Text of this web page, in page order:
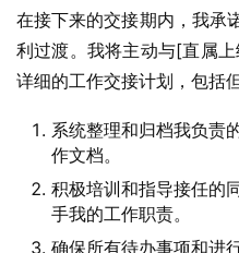
在接下来的交接期内，我承
利过渡。我将主动与[直属
详细的工作交接计划，包括
系统整理和归档我负责
作文档。
积极培训和指导接任的
手我的工作职责。
确保所有待办事项和进